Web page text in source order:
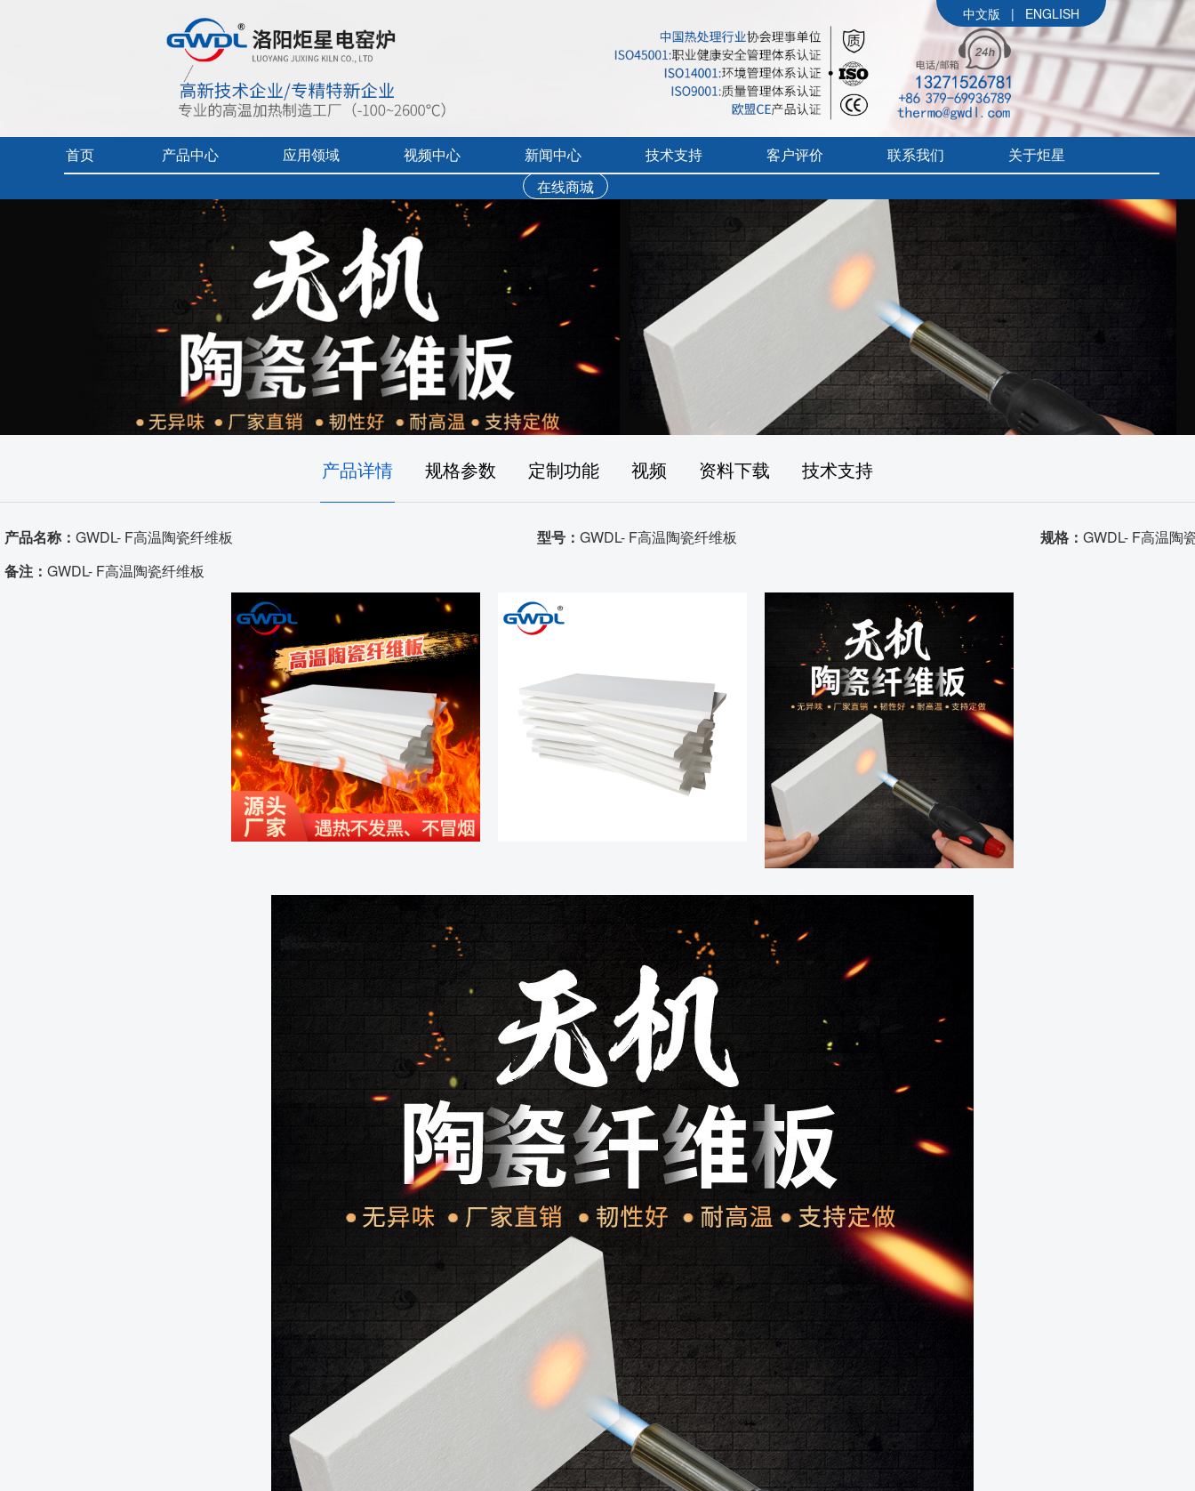
中文版 | ENGLISH
首页 产品中心
电炉配件
代工服务
应用领域
燃料电池专用炉
热加工技术（空气）
工业陶瓷、玻璃
先进材料、增材制造、铸造
实验室、电池材料
视频中心
产品中心目录宣传视频
产品使用及操作讲解视频
新闻中心
行业展会活动
技术支持
售后服务
视频资料下载
软件下载
客户评价
工业炉客户评价
真空气氛炉客户评价
耐火隔热材料客户评价
联系我们 关于炬星
参展信息
炬星大事记
企业文化
组织架构
售后体系
在线商城
首页> 产品中心 >纤维板> GWDL- F高温陶瓷纤维板
产品详情 规格参数 定制功能 视频 资料下载 技术支持
产品名称： GWDL- F高温陶瓷纤维板 型号： GWDL- F高温陶瓷纤维板 规格： GWDL- F高温陶
备注： GWDL- F高温陶瓷纤维板